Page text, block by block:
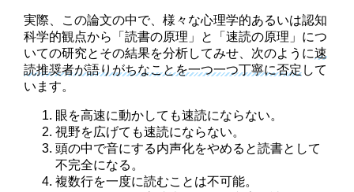
実際、この論文の中で、様々な心理学的あるいは認知
科学的観点から「読書の原理」と「速読の原理」につ
いての研究とその結果を分析してみせ、次のように速
読推奨者が語りがちなことを一つ一つ丁寧に否定して
います。
眼を高速に動かしても速読にならない。
視野を広げても速読にならない。
頭の中で音にする内声化をやめると読書として
不完全になる。
複数行を一度に読むことは不可能。